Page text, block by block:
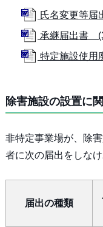
氏名変更等
承継届出書
特定施設使
除害施設の設置に
非特定事業場が、除
者に次の届出をしなけ
届出の種類